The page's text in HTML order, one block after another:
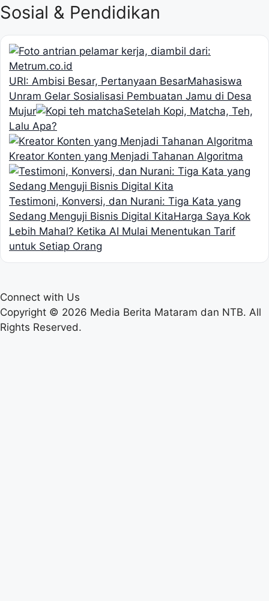
Sosial & Pendidikan
URI: Ambisi Besar, Pertanyaan BesarMahasiswa
Unram Gelar Sosialisasi Pembuatan Jamu di Desa
Mujur
Setelah Kopi, Matcha, Teh,
Lalu Apa?
Kreator Konten yang Menjadi Tahanan Algoritma
Testimoni, Konversi, dan Nurani: Tiga Kata yang
Sedang Menguji Bisnis Digital KitaHarga Saya Kok
Lebih Mahal? Ketika AI Mulai Menentukan Tarif
untuk Setiap Orang
Connect with Us
Copyright © 2026 Media Berita Mataram dan NTB. All
Rights Reserved.